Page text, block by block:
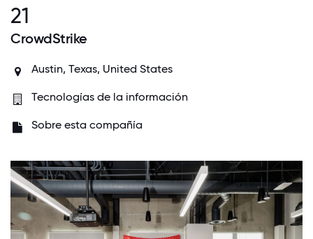
21
CrowdStrike
Austin, Texas, United States
Tecnologías de la información
Sobre esta compañía